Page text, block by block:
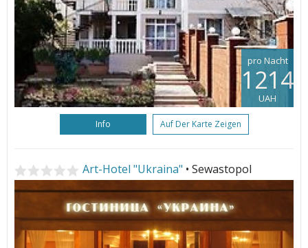
pro Nacht
1214
UAH
Info Auf Der Karte Zeigen
Art-Hotel "Ukraina" • Sewastopol